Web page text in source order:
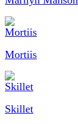
Mortiis
Skillet